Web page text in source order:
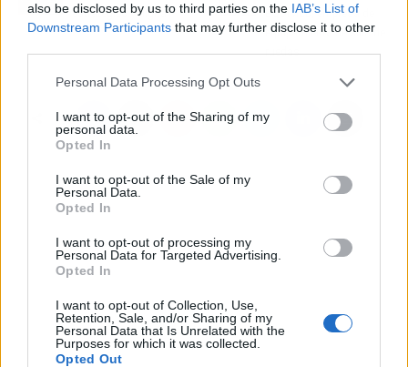
also be disclosed by us to third parties on the IAB’s List of
Downstream Participants that may further disclose it to other
Personal Data Processing Opt Outs
I want to opt-out of the Sharing of my
personal data.
Opted In
I want to opt-out of the Sale of my
Personal Data.
Opted In
I want to opt-out of processing my
Personal Data for Targeted Advertising.
Opted In
I want to opt-out of Collection, Use,
Retention, Sale, and/or Sharing of my
Personal Data that Is Unrelated with the
Purposes for which it was collected.
Opted Out
estratégico y digital
EQUIMED, empresa de
equipamiento de silla de
ruedas